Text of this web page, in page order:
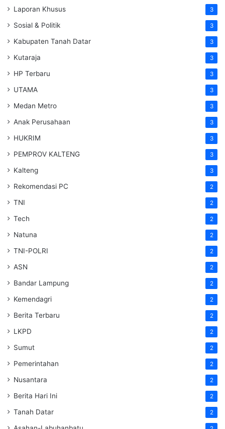
Laporan Khusus 3
Sosial & Politik 3
Kabupaten Tanah Datar 3
Kutaraja 3
HP Terbaru 3
UTAMA 3
Medan Metro 3
Anak Perusahaan 3
HUKRIM 3
PEMPROV KALTENG 3
Kalteng 3
Rekomendasi PC 2
TNI 2
Tech 2
Natuna 2
TNI-POLRI 2
ASN 2
Bandar Lampung 2
Kemendagri 2
Berita Terbaru 2
LKPD 2
Sumut 2
Pemerintahan 2
Nusantara 2
Berita Hari Ini 2
Tanah Datar 2